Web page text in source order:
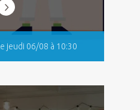
le jeudi 06/08 à 10:30